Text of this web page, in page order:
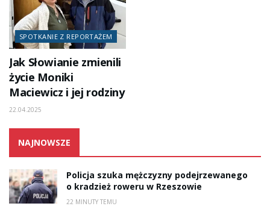
SPOTKANIE Z REPORTAŻEM
Jak Słowianie zmienili
życie Moniki
Maciewicz i jej rodziny
22.04.2025
NAJNOWSZE
Policja szuka mężczyzny podejrzewanego
o kradzież roweru w Rzeszowie
22 MINUTY TEMU